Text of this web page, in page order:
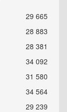
29 665
28 883
28 381
34 092
31 580
34 564
29 239